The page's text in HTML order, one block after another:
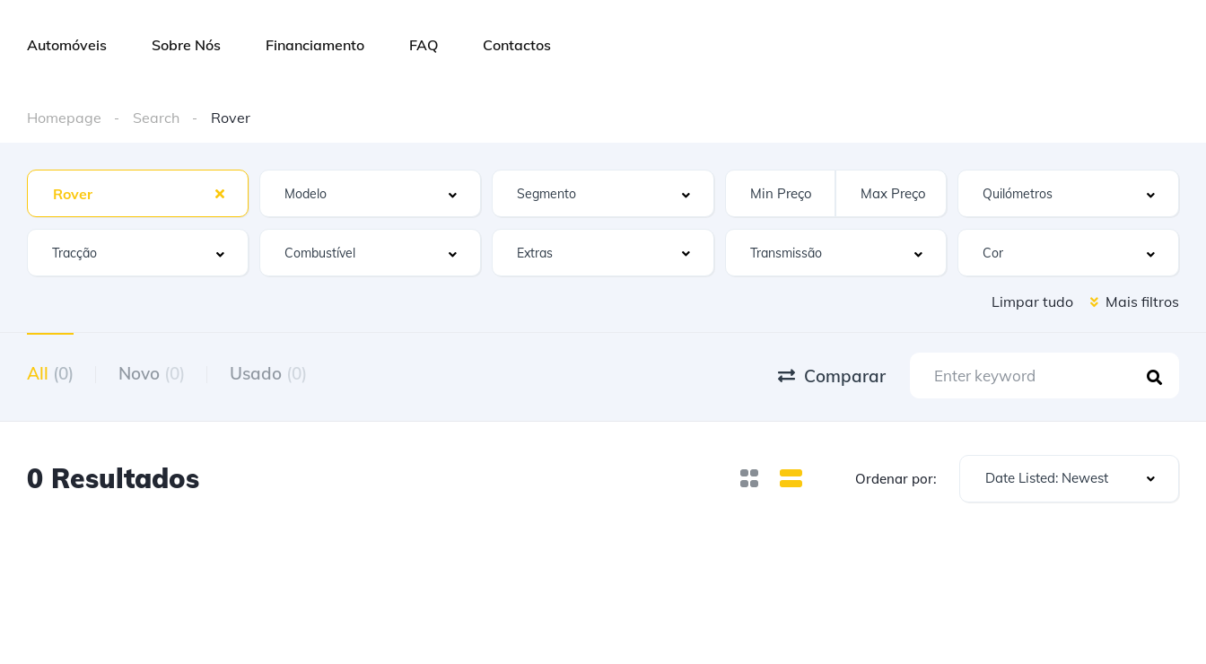
Automóveis Sobre Nós Financiamento FAQ Contactos
Homepage Search Rover
Rover
Extras
Limpar tudo Mais filtros
All (0) Novo (0) Usado (0) Comparar
0 Resultados Ordenar por: Date Listed: Newest